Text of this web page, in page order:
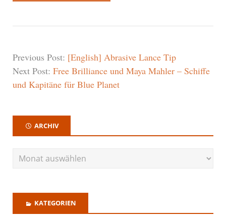
Previous Post: [English] Abrasive Lance Tip
Next Post: Free Brilliance und Maya Mahler – Schiffe
und Kapitäne für Blue Planet
ARCHIV
KATEGORIEN